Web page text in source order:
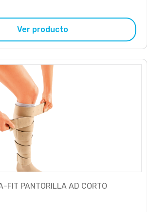
Ver producto
FIT PANTORILLA AD CORTO